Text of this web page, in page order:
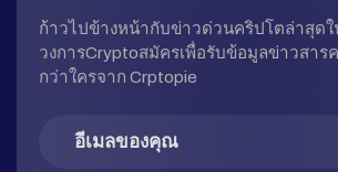
ก้าวไปข้างหน้ากับข่าวด่วนคริปโตล่าสุดใ
วงการCryptoสมัครเพื่อรับข้อมูลข่าวสาร
กว่าใครจาก Crptopie